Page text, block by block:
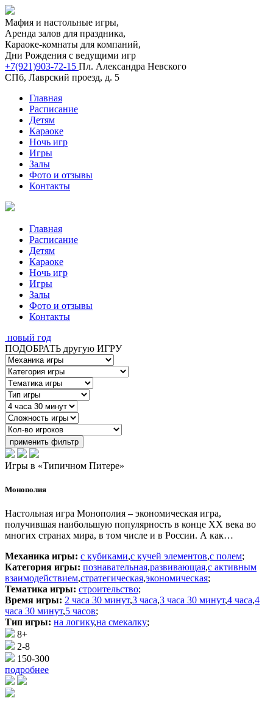
Мафия и настольные игры,
Аренда залов для праздника,
Караоке-комнаты для компаний,
Дни Рождения с ведущими игр
+7(921)903-72-15 Пл. Александра Невского
СПб, Лаврский проезд, д. 5
Главная
Расписание
Детям
Караоке
Ночь игр
Игры
Залы
Фото и отзывы
Контакты
Главная
Расписание
Детям
Караоке
Ночь игр
Игры
Залы
Фото и отзывы
Контакты
новый год
ПОДОБРАТЬ другую ИГРУ
применить фильтр
Игры в «Типичном Питере»
Монополия
Настольная игра Монополия – экономическая игра,
получившая наибольшую популярность в конце ХХ века во
многих странах мира, в том числе и в России. А как…
Механика игры: с кубиками,с кучей элементов,с полем;
Категория игры: познавательная,развивающая,с активным
взаимодействием,стратегическая,экономическая;
Тематика игры: строительство;
Время игры: 2 часа 30 минут,3 часа,3 часа 30 минут,4 часа,4
часа 30 минут,5 часов;
Тип игры: на логику,на смекалку;
8+
2-8
150-300
подробнее